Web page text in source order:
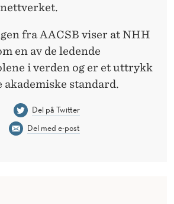
fra AACSB viser at NHH
en av de ledende
i verden og er et uttrykk
standard.
Del på Twitter
Del med e-post